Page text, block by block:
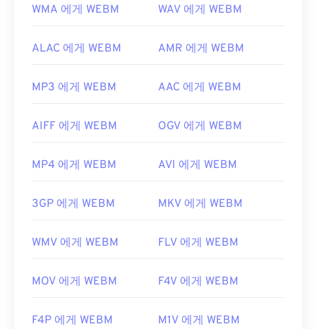
WMA 에게 WEBM WAV 에게 WEBM
ALAC 에게 WEBM AMR 에게 WEBM
MP3 에게 WEBM AAC 에게 WEBM
AIFF 에게 WEBM OGV 에게 WEBM
MP4 에게 WEBM AVI 에게 WEBM
3GP 에게 WEBM MKV 에게 WEBM
WMV 에게 WEBM FLV 에게 WEBM
MOV 에게 WEBM F4V 에게 WEBM
F4P 에게 WEBM M1V 에게 WEBM